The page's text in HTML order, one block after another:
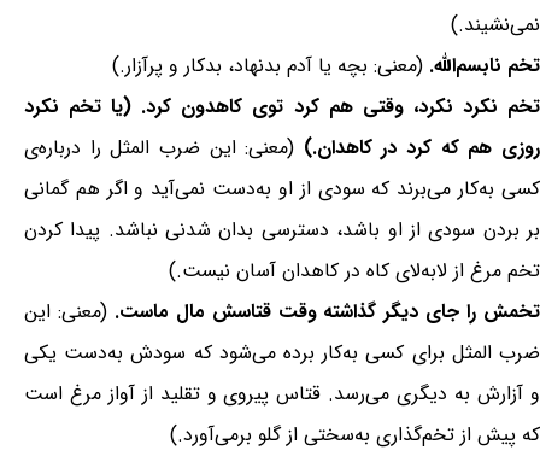
نمی‌نشیند.)
تخم نابسم‌الله. (معنی: بچه یا آدم بدنهاد، بدکار و پرآزار.)
تخم نکرد نکرد، وقتی هم کرد توی کاهدون کرد. (یا تخم نکرد
روزی هم که کرد در کاهدان.) (معنی: این ضرب المثل را درباره‌ی
کسی به‌کار می‌برند که سودی از او به‌دست نمی‌آید و اگر هم گمانی
بر بردن سودی از او باشد، دسترسی بدان شدنی نباشد. پیدا کردن
تخم مرغ از لابه‌لای کاه در کاهدان آسان نیست.)
تخمش را جای دیگر گذاشته وقت قتاسش مال ماست. (معنی: این
ضرب المثل برای کسی به‌کار برده می‌شود که سودش به‌دست یکی
و آزارش به دیگری می‌رسد. قتاس پیروی و تقلید از آواز مرغ است
که پیش از تخم‌گذاری به‌سختی از گلو برمی‌آورد.)